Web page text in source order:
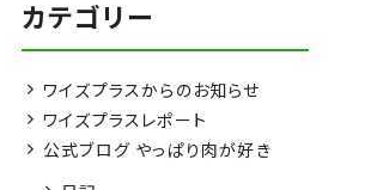
カテゴリー
ワイズプラスからのお知らせ
ワイズプラスレポート
公式ブログ やっぱり肉が好き